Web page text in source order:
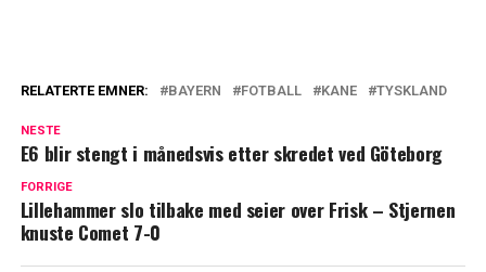
RELATERTE EMNER: BAYERN FOTBALL KANE TYSKLAND
NESTE
E6 blir stengt i månedsvis etter skredet ved Göteborg
FORRIGE
Lillehammer slo tilbake med seier over Frisk – Stjernen
knuste Comet 7-0